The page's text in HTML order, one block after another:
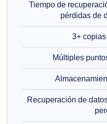
Tiempo de
pérdidas de
3+
Múltiples
Recuperación de